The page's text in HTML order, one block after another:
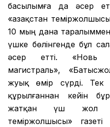
басылымға да әсер
«Қазақстан
10 мың дана
үшке бөлінгенде бұл
әсер етті. «Новь
магистраль»,
жуық өмір сүрді.
құрылғаннан кейін
жатқан үш жол
теміржолшысы» газеті